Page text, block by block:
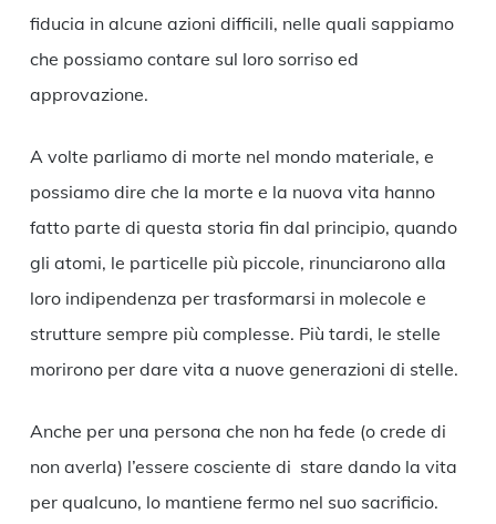
fiducia in alcune azioni difficili, nelle quali sappiamo
che possiamo contare sul loro sorriso ed
approvazione.
A volte parliamo di morte nel mondo materiale, e
possiamo dire che la morte e la nuova vita hanno
fatto parte di questa storia fin dal principio, quando
gli atomi, le particelle più piccole, rinunciarono alla
loro indipendenza per trasformarsi in molecole e
strutture sempre più complesse. Più tardi, le stelle
morirono per dare vita a nuove generazioni di stelle.
Anche per una persona che non ha fede (o crede di
non averla) l’essere cosciente di stare dando la vita
per qualcuno, lo mantiene fermo nel suo sacrificio.